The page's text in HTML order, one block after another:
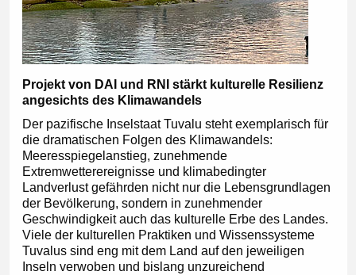
Projekt von DAI und RNI stärkt kulturelle Resilienz
angesichts des Klimawandels
Der pazifische Inselstaat Tuvalu steht exemplarisch für
die dramatischen Folgen des Klimawandels:
Meeresspiegelanstieg, zunehmende
Extremwetterereignisse und klimabedingter
Landverlust gefährden nicht nur die Lebensgrundlagen
der Bevölkerung, sondern in zunehmender
Geschwindigkeit auch das kulturelle Erbe des Landes.
Viele der kulturellen Praktiken und Wissenssysteme
Tuvalus sind eng mit dem Land auf den jeweiligen
Inseln verwoben und bislang unzureichend